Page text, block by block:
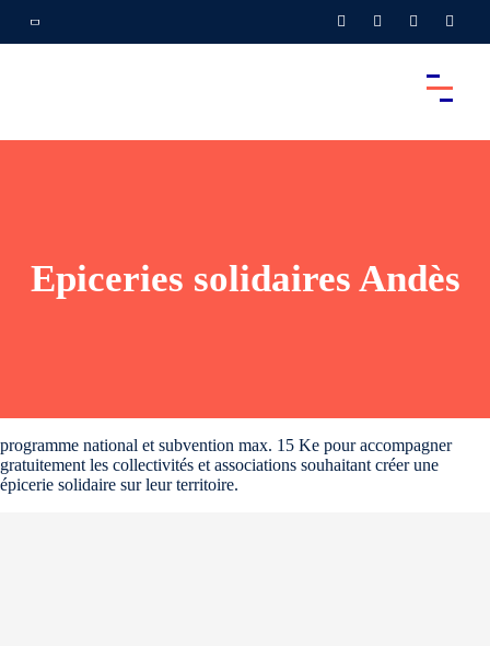
Epiceries solidaires Andès
programme national et subvention max. 15 Ke pour accompagner
gratuitement les collectivités et associations souhaitant créer une
épicerie solidaire sur leur territoire.